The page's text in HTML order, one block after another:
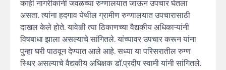
काही नागरीकांनी जवळच्या रुग्णालयात जाऊन उपचार घेतला
असता. त्यांना हदगाव येथील ग्रामीण रुग्णालयात उपचारासाठी
दाखल केले होते. यावेळी त्या ठिकाणच्या वैद्यकीय अधिकाऱ्यांनी
विषबाधा झाला असल्याचे सांगितले. यांच्यावर उपचार करून यांना
पुन्हा घरी पाठवून देण्यात आले आहे. सध्या या परिसरातील रुग्ण
स्थिर असल्याचे वैद्यकीय अधिक्षक डॉ.प्रदीप स्वामी यांनी सांगितले.